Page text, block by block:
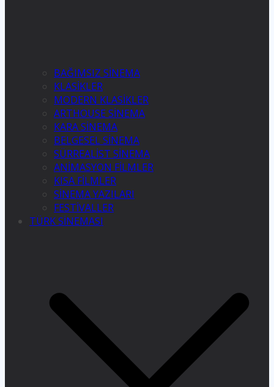
BAĞIMSIZ SİNEMA
KLASİKLER
MODERN KLASİKLER
ARTHOUSE SİNEMA
KARA SİNEMA
BELGESEL SİNEMA
SÜRREALİST SİNEMA
ANİMASYON FİLMLER
KISA FİLMLER
SİNEMA YAZILARI
FESTİVALLER
TÜRK SİNEMASI